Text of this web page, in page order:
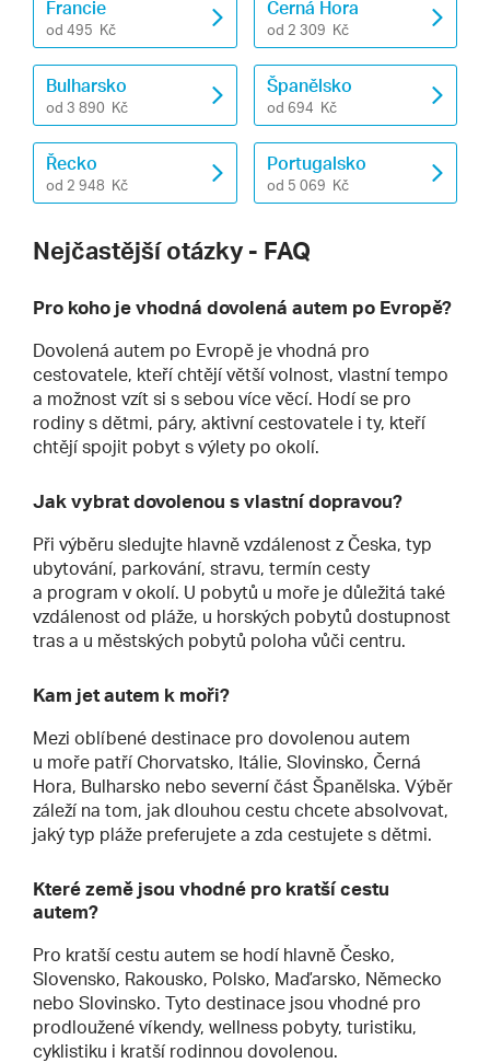
Francie
od 495 Kč
Černá Hora
od 2 309 Kč
Bulharsko
od 3 890 Kč
Španělsko
od 694 Kč
Řecko
od 2 948 Kč
Portugalsko
od 5 069 Kč
Nejčastější otázky - FAQ
Pro koho je vhodná dovolená autem po Evropě?
Dovolená autem po Evropě je vhodná pro
cestovatele, kteří chtějí větší volnost, vlastní tempo
a možnost vzít si s sebou více věcí. Hodí se pro
rodiny s dětmi, páry, aktivní cestovatele i ty, kteří
chtějí spojit pobyt s výlety po okolí.
Jak vybrat dovolenou s vlastní dopravou?
Při výběru sledujte hlavně vzdálenost z Česka, typ
ubytování, parkování, stravu, termín cesty
a program v okolí. U pobytů u moře je důležitá také
vzdálenost od pláže, u horských pobytů dostupnost
tras a u městských pobytů poloha vůči centru.
Kam jet autem k moři?
Mezi oblíbené destinace pro dovolenou autem
u moře patří Chorvatsko, Itálie, Slovinsko, Černá
Hora, Bulharsko nebo severní část Španělska. Výběr
záleží na tom, jak dlouhou cestu chcete absolvovat,
jaký typ pláže preferujete a zda cestujete s dětmi.
Které země jsou vhodné pro kratší cestu
autem?
Pro kratší cestu autem se hodí hlavně Česko,
Slovensko, Rakousko, Polsko, Maďarsko, Německo
nebo Slovinsko. Tyto destinace jsou vhodné pro
prodloužené víkendy, wellness pobyty, turistiku,
cyklistiku i kratší rodinnou dovolenou.